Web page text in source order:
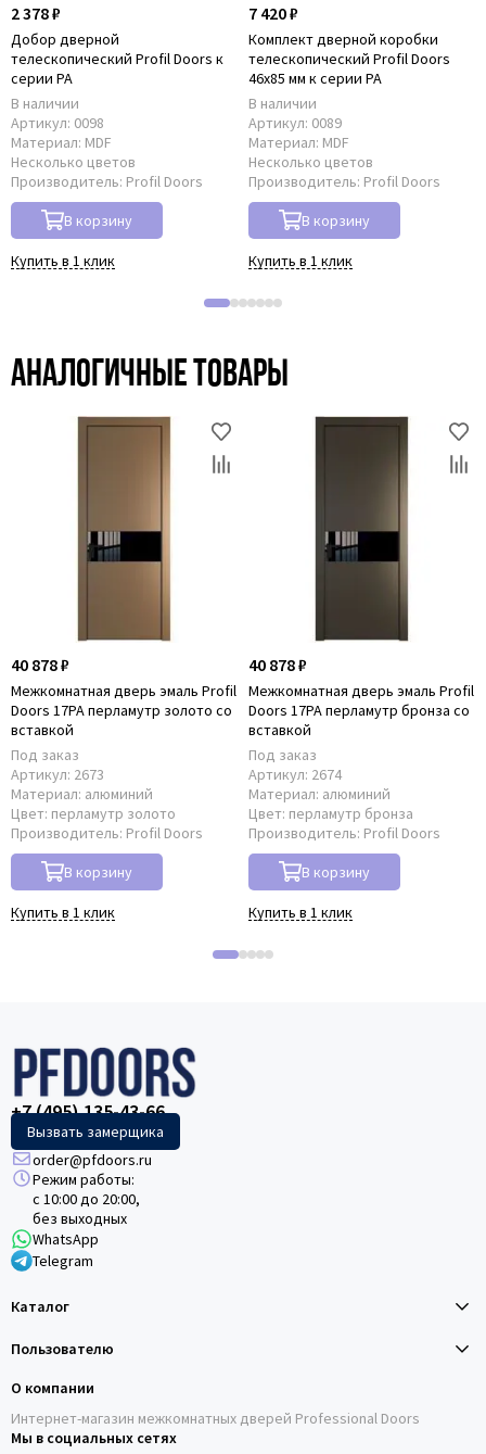
2 378 ₽
Добор дверной
телескопический Profil Doors к
серии PA
В наличии
Артикул: 0098
Материал: MDF
Несколько цветов
Производитель: Profil Doors
В корзину
Купить в 1 клик
7 420 ₽
Комплект дверной коробки
телескопический Profil Doors
46x85 мм к серии PA
В наличии
Артикул: 0089
Материал: MDF
Несколько цветов
Производитель: Profil Doors
В корзину
Купить в 1 клик
Аналогичные товары
40 878 ₽
Межкомнатная дверь эмаль Profil
Doors 17PA перламутр золото со
вставкой
Под заказ
Артикул: 2673
Материал: алюминий
Цвет: перламутр золото
Производитель: Profil Doors
В корзину
Купить в 1 клик
40 878 ₽
Межкомнатная дверь эмаль Profil
Doors 17PA перламутр бронза со
вставкой
Под заказ
Артикул: 2674
Материал: алюминий
Цвет: перламутр бронза
Производитель: Profil Doors
В корзину
Купить в 1 клик
+7 (495) 135-43-66
Вызвать замерщика
order@pfdoors.ru
Режим работы:
с 10:00 до 20:00,
без выходных
WhatsApp
Telegram
Каталог
Пользователю
О компании
Интернет-магазин межкомнатных дверей Professional Doors
Мы в социальных сетях